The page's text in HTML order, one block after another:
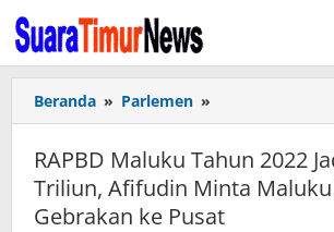
Lewati
ke
konten
Beranda » Parlemen »
Maluku
Tahun
2022
Jadi
2,8
RAPBD Maluku Tahun 2022
Triliun, Afifudin Minta
Gebrakan ke Pusat